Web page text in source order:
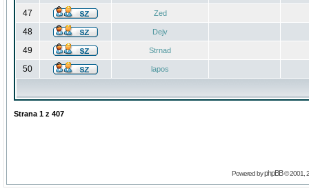
47 Zed
48 Dejv
49 Strnad
50 lapos
Strana 1 z 407
Powered byphpBB© 2001,